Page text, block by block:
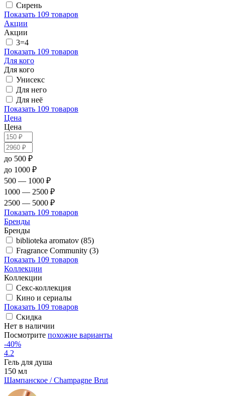
Сирень
Показать 109 товаров
Акции
Акции
3=4
Показать 109 товаров
Для кого
Для кого
Унисекс
Для него
Для неё
Показать 109 товаров
Цена
Цена
до 500 ₽
до 1000 ₽
500 — 1000 ₽
1000 — 2500 ₽
2500 — 5000 ₽
Показать 109 товаров
Бренды
Бренды
biblioteka aromatov (85)
Fragrance Community (3)
Показать 109 товаров
Коллекции
Коллекции
Секс-коллекция
Кино и сериалы
Показать 109 товаров
Скидка
Нет в наличии
Посмотрите похожие варианты
-40%
4.2
Гель для душа
150 мл
Шампанское / Champagne Brut